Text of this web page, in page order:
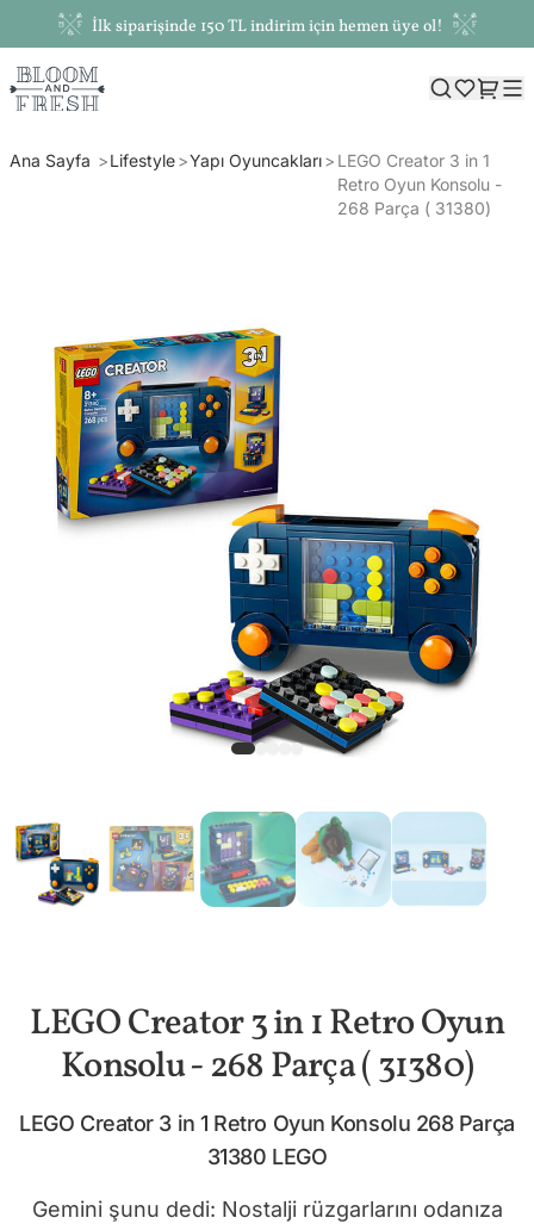
İlk siparişinde 150 TL indirim için hemen üye ol!
Ana Sayfa Lifestyle Yapı Oyuncakları
LEGO Creator 3 in 1
Retro Oyun Konsolu -
268 Parça ( 31380)
LEGO Creator 3 in 1 Retro Oyun
Konsolu - 268 Parça ( 31380)
LEGO Creator 3 in 1 Retro Oyun Konsolu 268 Parça
31380 LEGO
Gemini şunu dedi: Nostalji rüzgarlarını odanıza